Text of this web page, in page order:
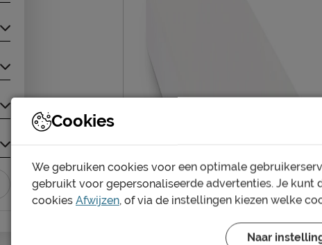
Cookies
We gebruiken cookies voor een optimale
gebruikt voor gepersonaliseerde advertenties. Je kunt
cookies Afwijzen, of via de instellingen kiezen welke
Naar